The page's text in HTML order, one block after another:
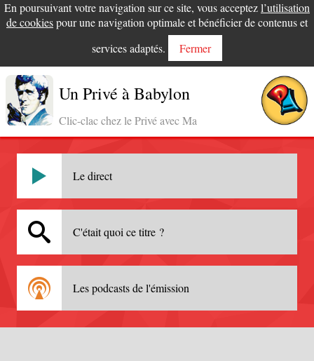
En poursuivant votre navigation sur ce site, vous acceptezl’utilisation
de cookiespour une navigation optimale et bénéficier de contenus et
services adaptés.
Fermer
Un Privé à Babylon
Clic-clac chez le Privé avec Ma
Le direct
C'était quoi ce titre ?
Les podcasts de l'émission